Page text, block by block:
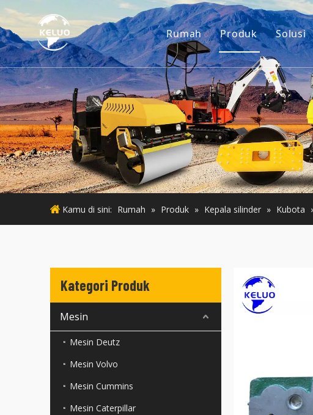
Rumah Produk
Mesin
Aksesoris
Mesin
Mesin Bekas
Mesin Bekas
Solusi
Kamu di sini: Rumah » Produk » Kepala silinder » Kubota
Kategori Produk
Mesin
Mesin Deutz
Mesin Volvo
Mesin Cummins
Mesin Caterpillar